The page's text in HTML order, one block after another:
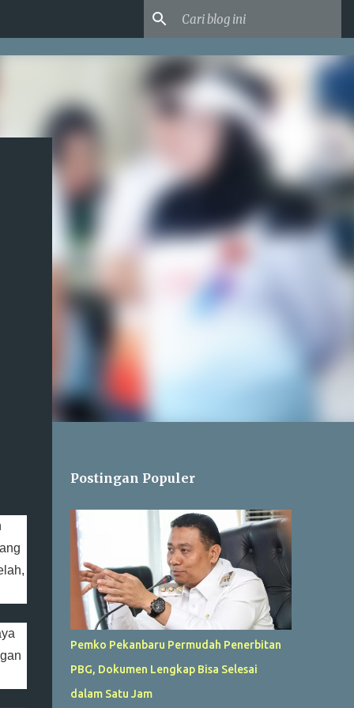
Postingan Populer
Pemko Pekanbaru Permudah Penerbitan
PBG, Dokumen Lengkap Bisa Selesai
dalam Satu Jam